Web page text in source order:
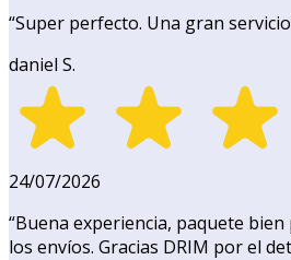
“Super perfecto. Una gran
daniel S.
24/07/2026
“Buena experiencia, paquete
los envíos. Gracias DRIM por el